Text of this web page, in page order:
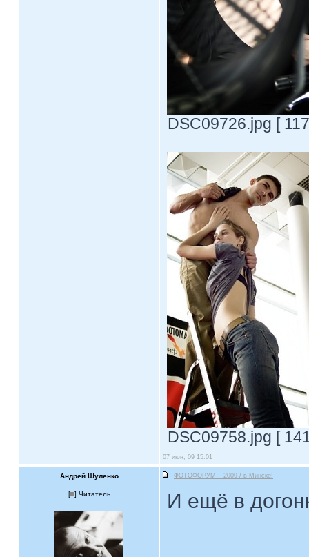
DSC09726.jpg [
DSC09758.jpg [
07 июн, 09 15:01
Андрей Шуленко ФОТОФОРУМ – 2009 / в Минске!
[ ] Читатель И ещё в